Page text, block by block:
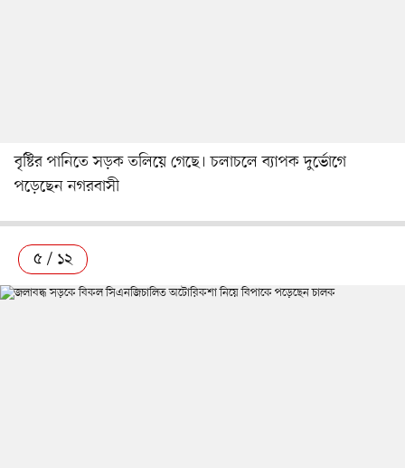
বৃষ্টির পানিতে সড়ক তলিয়ে গেছে। চলাচলে ব্যাপক দুর্ভোগে
পড়েছেন নগরবাসী
৫ / ১২